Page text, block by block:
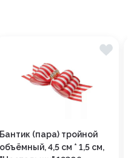
Бантик (пара) тройной
объёмный, 4,5 см * 1,5 см,